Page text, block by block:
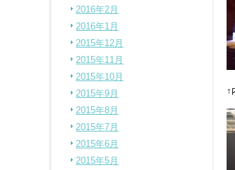
↑
2016年2月
2016年1月
2015年12月
2015年11月
2015年10月
2015年9月
2015年8月
2015年7月
2015年6月
2015年5月